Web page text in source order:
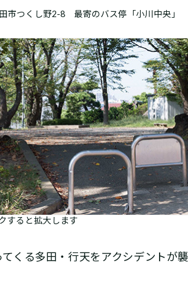
つくし野2-8 最寄のバス停「小川中央」
すると拡大します
くる多田・行天をアクシデントが